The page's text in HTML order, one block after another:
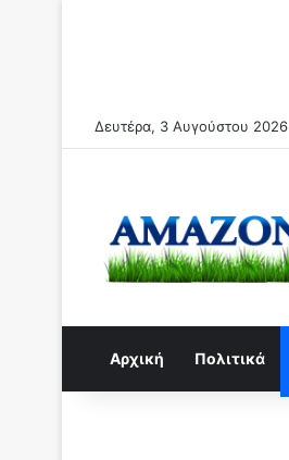
Δευτέρα, 3 Αυγούστου 2026
Αρχική Πολιτικά